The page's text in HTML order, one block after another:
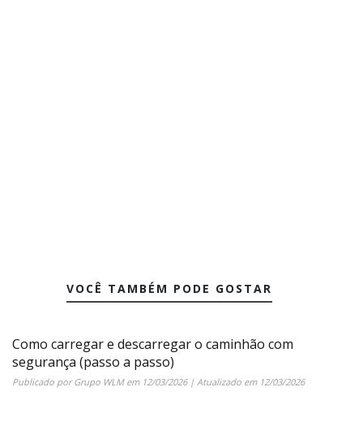
VOCÊ TAMBÉM PODE GOSTAR
Como carregar e descarregar o caminhão com
segurança (passo a passo)
Publicado porGrupo WLMem 12/03/2026| Atualizado em 12/03/2026